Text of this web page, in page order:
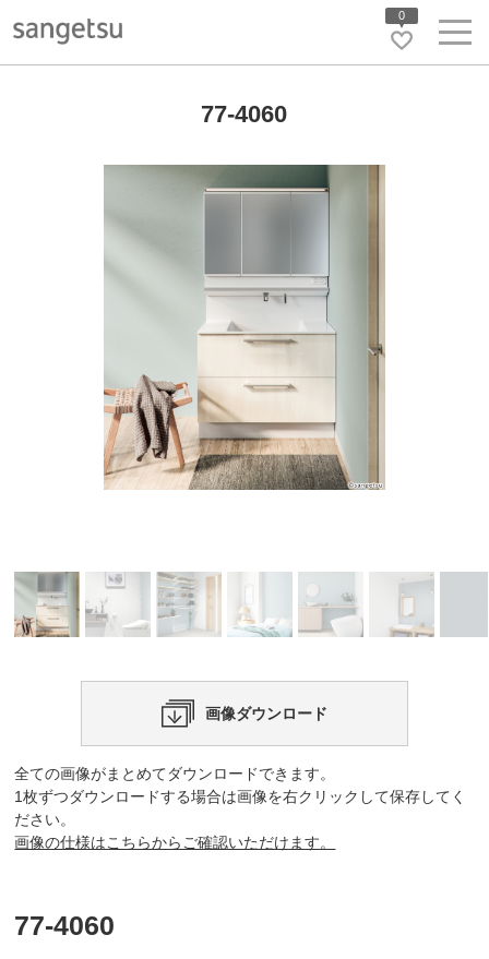
0
77-4060
画像ダウンロード
全ての画像がまとめてダウンロードできます。
1枚ずつダウンロードする場合は画像を右クリックして保存してく
ださい。
画像の仕様はこちらからご確認いただけます。
77-4060